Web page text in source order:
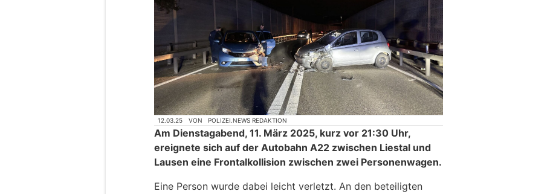
12.03.25 VON POLIZEI.NEWS REDAKTION
Am Dienstagabend, 11. März 2025, kurz vor 21:30 Uhr,
ereignete sich auf der Autobahn A22 zwischen Liestal und
Lausen eine Frontalkollision zwischen zwei Personenwagen.
Eine Person wurde dabei leicht verletzt. An den beteiligten